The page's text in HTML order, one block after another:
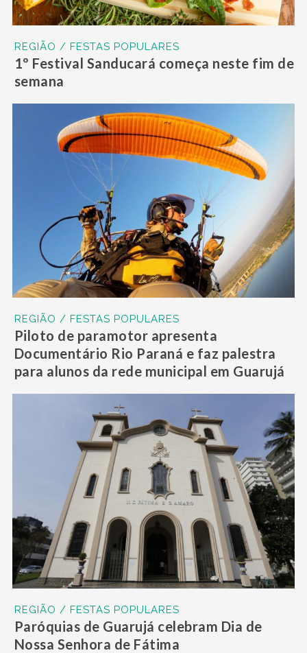
REGIÃO / FESTAS POPULARES
1º Festival Sanducará começa neste fim de
semana
REGIÃO / FESTAS POPULARES
Piloto de paramotor apresenta
Documentário Rio Paraná e faz palestra
para alunos da rede municipal em Guarujá
REGIÃO / FESTAS POPULARES
Paróquias de Guarujá celebram Dia de
Nossa Senhora de Fátima